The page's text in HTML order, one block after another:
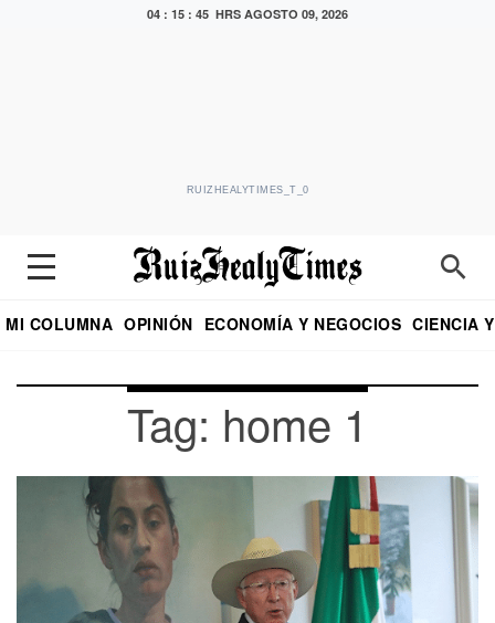
04 : 15 : 45 HRS AGOSTO 09, 2026
RUIZHEALYTIMES_T_0
MI COLUMNA OPINIÓN ECONOMÍA Y NEGOCIOS CIENCIA
Tag: home 1